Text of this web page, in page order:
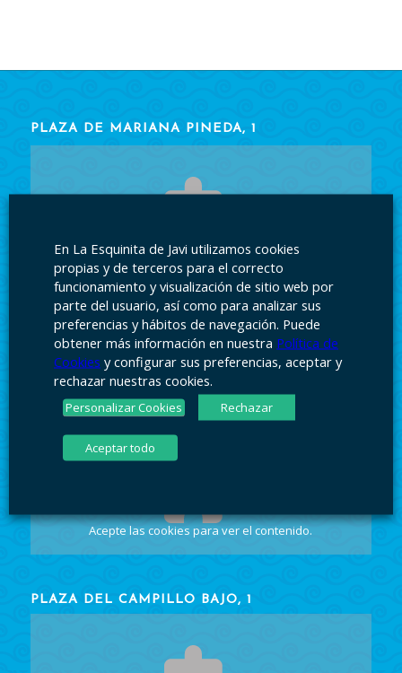
PLAZA DE MARIANA PINEDA, 1
Acepte las cookiespara ver el contenido.
PLAZA DEL CAMPILLO BAJO, 1
Acepte las cookiespara ver el contenido.
PLAZA DEL CAMPILLO BAJO, 1
En La Esquinita de Javi utilizamos cookies
propias y de terceros para el correcto
funcionamiento y visualización de sitio web por
parte del usuario, así como para analizar sus
preferencias y hábitos de navegación. Puede
obtener más información en nuestra Política de
Cookies y configurar sus preferencias, aceptar y
rechazar nuestras cookies.
Personalizar Cookies Rechazar
Aceptar todo